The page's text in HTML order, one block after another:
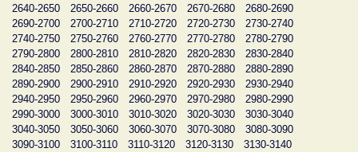
2640-2650
2650-2660 2660-2670 2670-2680
2680-2690
2690-2700
2700-2710 2710-2720 2720-2730
2730-2740
2740-2750
2750-2760 2760-2770 2770-2780
2780-2790
2790-2800
2800-2810 2810-2820 2820-2830
2830-2840
2840-2850
2850-2860 2860-2870 2870-2880
2880-2890
2890-2900
2900-2910 2910-2920 2920-2930
2930-2940
2940-2950
2950-2960 2960-2970 2970-2980
2980-2990
2990-3000
3000-3010 3010-3020 3020-3030
3030-3040
3040-3050
3050-3060 3060-3070 3070-3080
3080-3090
3090-3100
3100-3110 3110-3120 3120-3130
3130-3140